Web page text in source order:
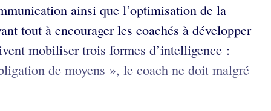
ainsi que l’optimisation de la
tout à encourager les coachés à développer
mobiliser trois formes d’intelligence :
de moyens », le coach ne doit malgré